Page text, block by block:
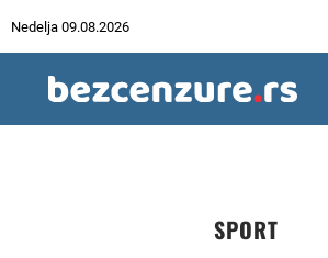
Nedelja 09.08.2026
SPORT